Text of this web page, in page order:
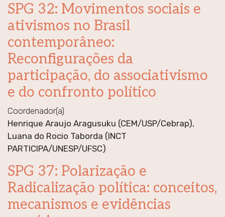
SPG 32: Movimentos sociais e
ativismos no Brasil
contemporâneo:
Reconfigurações da
participação, do associativismo
e do confronto político
Coordenador(a)
Henrique Araujo Aragusuku (CEM/USP/Cebrap),
Luana do Rocio Taborda (INCT
PARTICIPA/UNESP/UFSC)
SPG 37: Polarização e
Radicalização política: conceitos,
mecanismos e evidências